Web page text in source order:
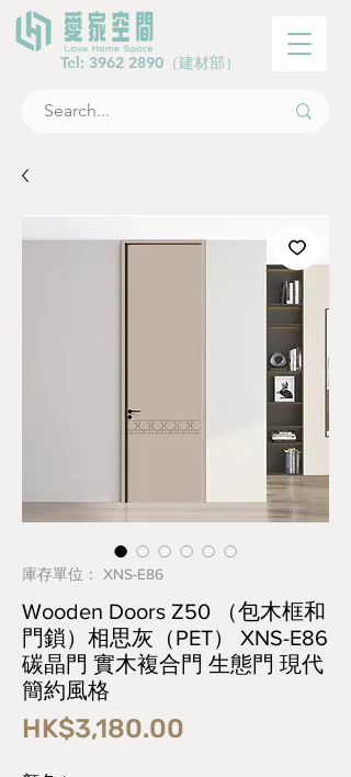
Tel: 3962 2890 （建材部）
庫存單位： XNS-E86
Wooden Doors Z50 （包木框和
門鎖）相思灰（PET） XNS-E86
碳晶門 實木複合門 生態門 現代
簡約風格
HK$3,180.00